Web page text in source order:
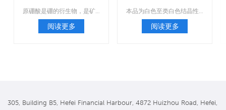
阅读更多 阅读更多
305, Building B5, Hefei Financial Harbour, 4872 Huizhou Road, Hefei,